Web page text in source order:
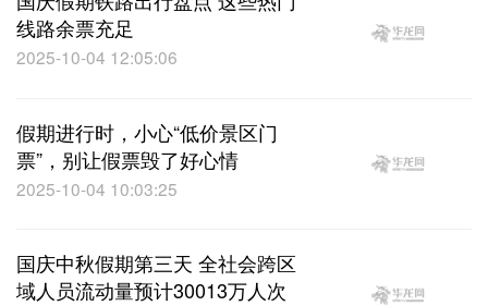
线路余票充足
2025-10-04 12:05:06
假期进行时，小心“低价景区门
票”，别让假票毁了好心情
2025-10-04 10:03:25
国庆中秋假期第三天 全社会跨区
域人员流动量预计30013万人次